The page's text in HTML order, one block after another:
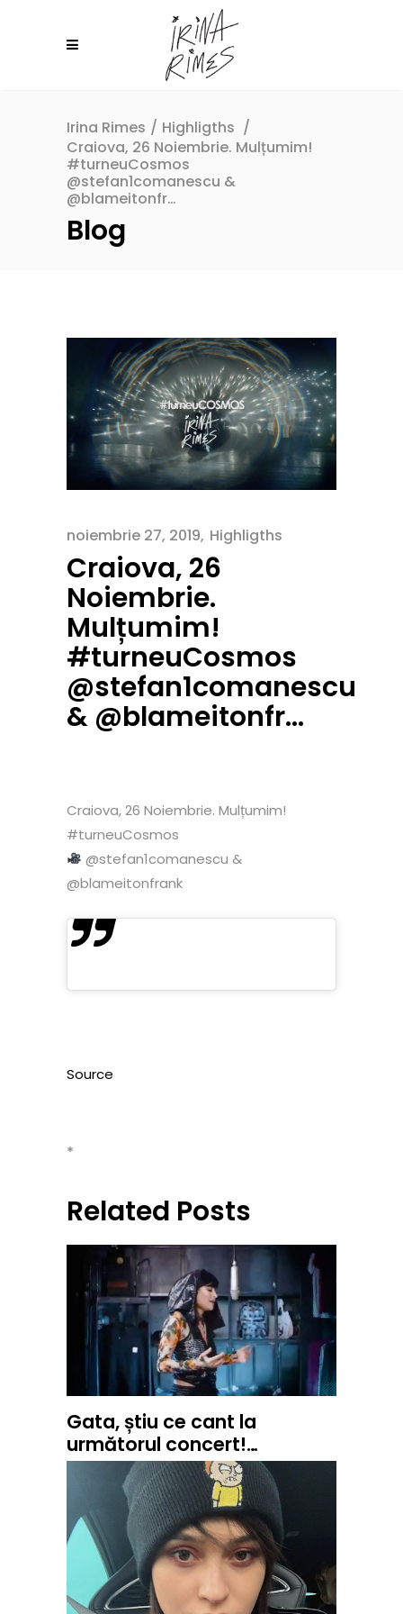
Irina Rimes / Highligths /
Craiova, 26 Noiembrie. Mulțumim!
#turneuCosmos
@stefan1comanescu &
@blameitonfr…
Blog
noiembrie 27, 2019 Highligths
Craiova, 26
Noiembrie.
Mulțumim!
#turneuCosmos
@stefan1comanescu
& @blameitonfr…
Craiova, 26 Noiembrie. Mulțumim!
#turneuCosmos
@stefan1comanescu &
@blameitonfrank
Source
*
Related Posts
Gata, știu ce cant la
următorul concert!…